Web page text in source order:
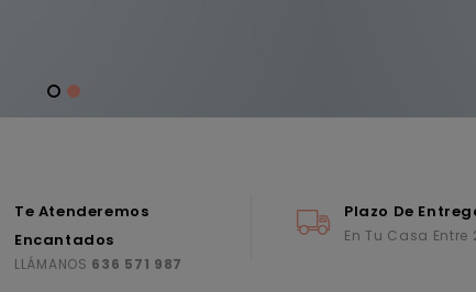
Te Atenderemos
Encantados
LLÁMANOS 636 571 987
Plazo De
En Tu Casa Entre